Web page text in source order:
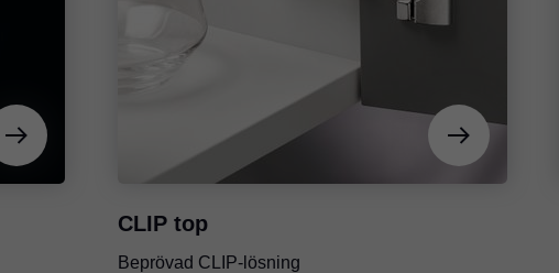
CLIP top
Beprövad CLIP-lösning